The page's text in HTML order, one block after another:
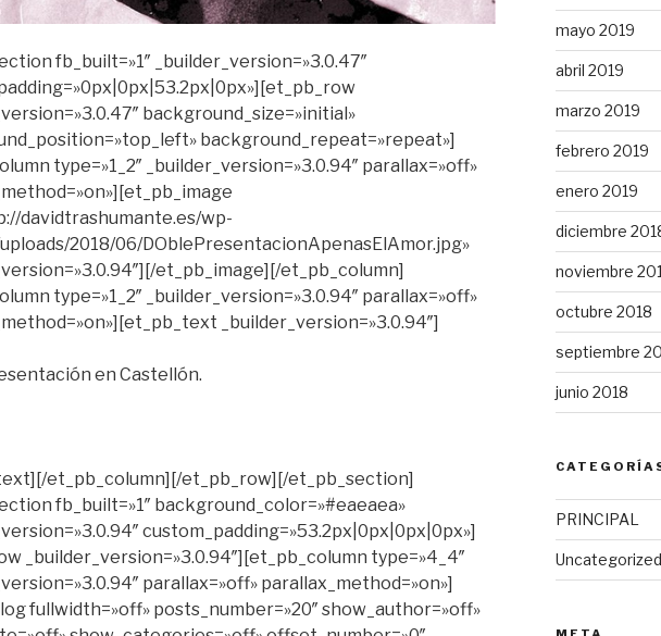
fb_built=»1″ _builder_version=»3.0.47″
background_size=»initial»
background_repeat=»repeat»]
type=»1_2″ _builder_version=»3.0.94″ parallax=»off»
davidtrashumante.es/wp-
2018/06/DOblePresentacionApenasElAmor.jpg»
et_pb_image][/et_pb_column]
type=»1_2″ _builder_version=»3.0.94″ parallax=»off»
_builder_version=»3.0.94″]
en Castellón.
et_pb_column][/et_pb_row][/et_pb_section]
fb_built=»1″ background_color=»#eaeaea»
custom_padding=»53.2px|0px|0px|0px»]
_builder_version=»3.0.94″][et_pb_column type=»4_4″
parallax=»off» parallax_method=»on»]
fullwidth=»off» posts_number=»20″ show_author=»off»
mayo 2019
abril 2019
marzo 2019
febrero 2019
enero 2019
diciembre
noviembre
octubre 2018
septiembre
junio 2018
PRINCIPAL
Uncategorized